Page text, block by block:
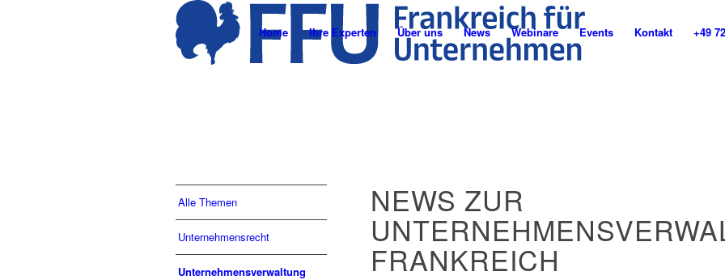
Home Ihre Experten Über uns News Webinare Events Kontakt +49
Alle Themen
Unternehmensrecht
Unternehmensverwaltung
NEWS ZUR
FRANKREICH